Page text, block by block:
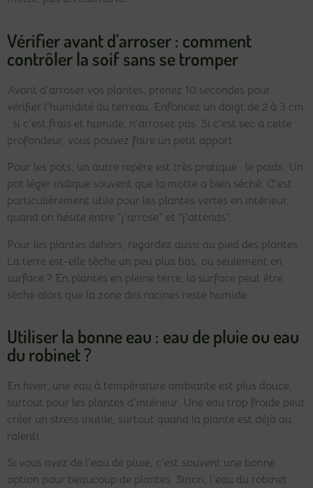
Vérifier avant d’arroser : comment
contrôler la soif sans se tromper
Avant d’arroser vos plantes, prenez 10 secondes pour
vérifier l’humidité du terreau. Enfoncez un doigt de 2 à 3 cm
: si c’est frais et humide, n’arrosez pas. Si c’est sec à cette
profondeur, vous pouvez faire un petit apport.
Pour les pots, un autre repère est très pratique : le poids. Un
pot léger indique souvent que la motte a bien séché. C’est
particulièrement utile pour les plantes vertes en intérieur,
quand on hésite entre “j’arrose” et “j’attends”.
Pour les plantes dehors, regardez aussi au pied des plantes.
La terre est-elle sèche un peu plus bas, ou seulement en
surface ? En plantes en pleine terre, la surface peut être
sèche alors que la zone des racines reste humide.
Utiliser la bonne eau : eau de pluie ou eau
du robinet ?
En hiver, une eau à température ambiante est plus douce,
surtout pour les plantes d’intérieur. Une eau trop froide peut
créer un stress inutile, surtout quand la plante est déjà au
ralenti.
Si vous avez de l’eau de pluie, c’est souvent une bonne
option pour beaucoup de plantes. Sinon, l’eau du robinet